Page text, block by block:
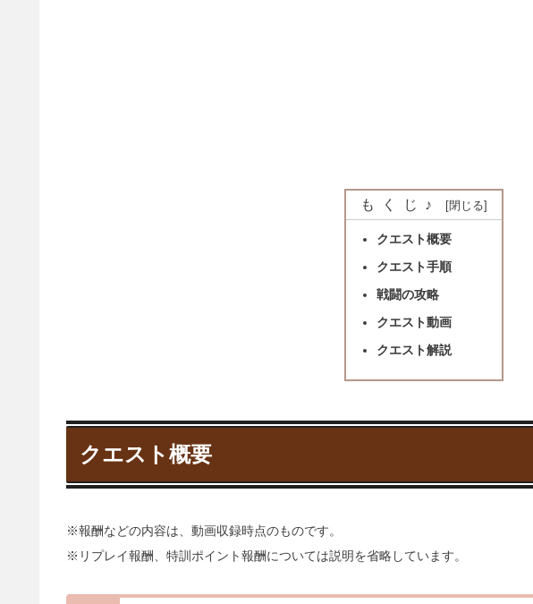
もくじ♪
クエスト概要
クエスト手順
戦闘の攻略
クエスト動画
クエスト解説
クエスト概要
※報酬などの内容は、動画収録時点のものです。
※リプレイ報酬、特訓ポイント報酬については説明を省略しています。